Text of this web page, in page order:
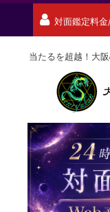
対面鑑定料
当たるを超越！大